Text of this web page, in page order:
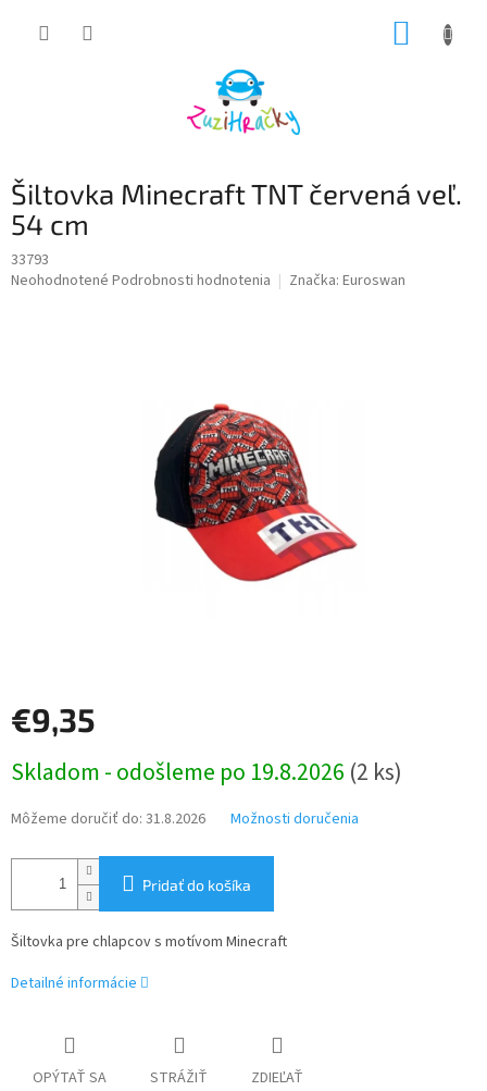
Šiltovka Minecraft TNT červená veľ.
54 cm
33793
Priemerné
Neohodnotené Podrobnosti hodnotenia Značka: Euroswan
€9,35
cena:
Skladom - odošleme po 19.8.2026 (2 ks)
Môžeme doručiť do: 31.8.2026 Možnosti doručenia
Pridať do košíka
Šiltovka pre chlapcov s motívom Minecraft
Detailné informácie
OPÝTAŤ SA STRÁŽIŤ ZDIEĽAŤ